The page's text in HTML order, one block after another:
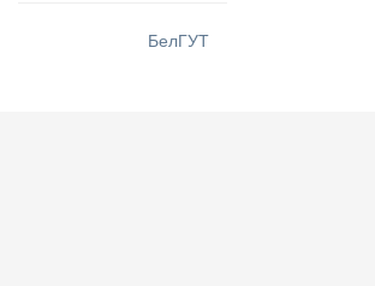
БелГУТ